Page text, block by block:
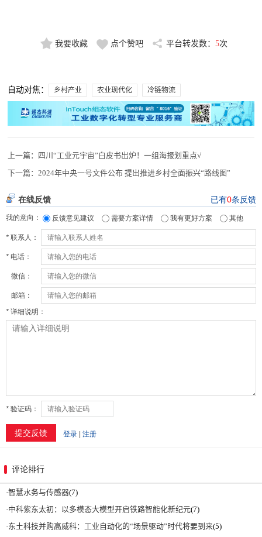
我要收藏 点个赞吧 平台转发数： 5次
自动对焦： 乡村产业 农业现代化 冷链物流
上一篇： 四川“工业元宇宙”白皮书出炉！一组海报划重点√
下一篇：2024年中央一号文件公布 提出推进乡村全面振兴“路线图”
评论排行
·智慧水务与传感器(7)
·中科紫东太初：以多模态大模型开启铁路智能化新纪元(7)
·东土科技并购高威科：工业自动化的“场景驱动”时代将要到来(5)